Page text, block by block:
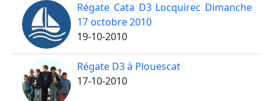
Régate Cata D3 Locquirec Dimanche
17 octobre 2010
19-10-2010
Régate D3 à Plouescat
17-10-2010